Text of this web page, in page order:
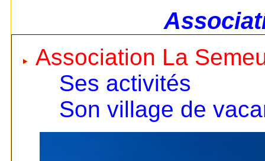
Association La
Ses activités
Son village de